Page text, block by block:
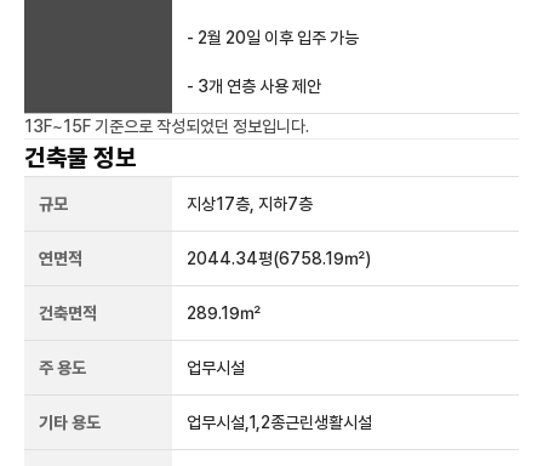
- 2월 20일 이후 입주 가능
- 3개 연층 사용 제안
13F~15F 기준으로 작성되었던 정보입니다.
건축물 정보
규모 지상17층, 지하7층
연면적 2044.34평(6758.19㎡)
건축면적 289.19㎡
주 용도 업무시설
기타 용도 업무시설,1,2종근린생활시설